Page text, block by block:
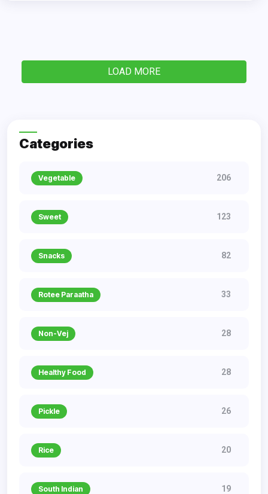
LOAD MORE
Categories
Vegetable 206
Sweet 123
Snacks 82
Rotee Paraatha 33
Non-Vej 28
Healthy Food 28
Pickle 26
Rice 20
South Indian 19